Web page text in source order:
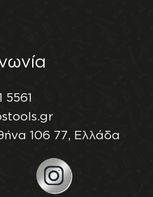
5561
106 77, Ελλάδα